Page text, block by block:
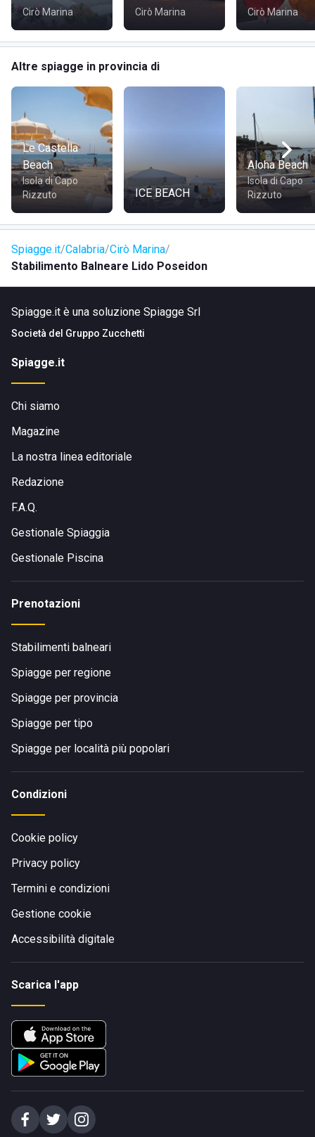
Cirò Marina Cirò Marina Cirò Marina
Altre spiagge in provincia di
Le Castella
Beach
Isola di Capo
Rizzuto
ICE BEACH
Aloha Beach
Isola di Capo
Rizzuto
Spiagge.it Calabria Cirò Marina
Stabilimento Balneare Lido Poseidon
Spiagge.it è una soluzione Spiagge Srl
Società del Gruppo Zucchetti
Spiagge.it
Chi siamo
Magazine
La nostra linea editoriale
Redazione
F.A.Q.
Gestionale Spiaggia
Gestionale Piscina
Prenotazioni
Stabilimenti balneari
Spiagge per regione
Spiagge per provincia
Spiagge per tipo
Spiagge per località più popolari
Condizioni
Cookie policy
Privacy policy
Termini e condizioni
Gestione cookie
Accessibilità digitale
Scarica l'app